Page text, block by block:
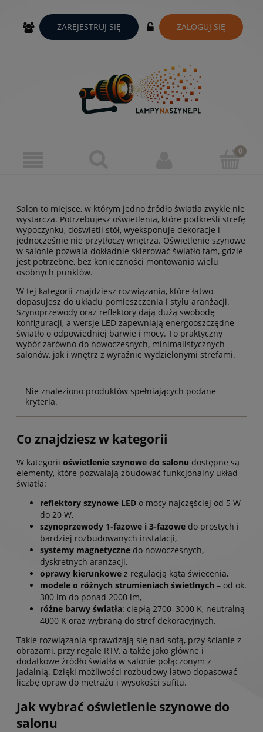
ZAREJESTRUJ SIĘ ZALOGUJ SIĘ
Salon to miejsce, w którym jedno źródło światła zwykle nie
wystarcza. Potrzebujesz oświetlenia, które podkreśli strefę
wypoczynku, doświetli stół, wyeksponuje dekoracje i
jednocześnie nie przytłoczy wnętrza. Oświetlenie szynowe
w salonie pozwala dokładnie skierować światło tam, gdzie
jest potrzebne, bez konieczności montowania wielu
osobnych punktów.
W tej kategorii znajdziesz rozwiązania, które łatwo
dopasujesz do układu pomieszczenia i stylu aranżacji.
Szynoprzewody oraz reflektory dają dużą swobodę
konfiguracji, a wersje LED zapewniają energooszczędne
światło o odpowiedniej barwie i mocy. To praktyczny
wybór zarówno do nowoczesnych, minimalistycznych
salonów, jak i wnętrz z wyraźnie wydzielonymi strefami.
Nie znaleziono produktów spełniających podane
kryteria.
Co znajdziesz w kategorii
W kategorii oświetlenie szynowe do salonu dostępne są
elementy, które pozwalają zbudować funkcjonalny układ
światła:
reflektory szynowe LED o mocy najczęściej od 5 W
do 20 W,
szynoprzewody 1-fazowe i 3-fazowe do prostych i
bardziej rozbudowanych instalacji,
systemy magnetyczne do nowoczesnych,
dyskretnych aranżacji,
oprawy kierunkowe z regulacją kąta świecenia,
modele o różnych strumieniach świetlnych – od ok.
300 lm do ponad 2000 lm,
różne barwy światła: ciepłą 2700–3000 K, neutralną
4000 K oraz wybraną do stref dekoracyjnych.
Takie rozwiązania sprawdzają się nad sofą, przy ścianie z
obrazami, przy regale RTV, a także jako główne i
dodatkowe źródło światła w salonie połączonym z
jadalnią. Dzięki możliwości rozbudowy łatwo dopasować
liczbę opraw do metrażu i wysokości sufitu.
Jak wybrać oświetlenie szynowe do
salonu